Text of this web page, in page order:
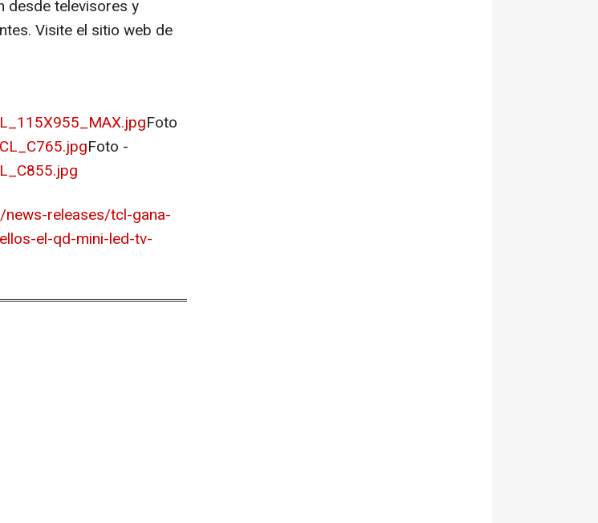
desde televisores y
Visite el sitio web de
Foto
Foto -
releases/tcl-gana-
el-qd-mini-led-tv-